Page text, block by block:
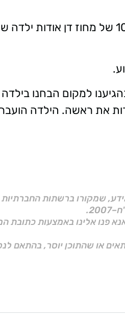
בשעה 10:52(שישי) , התקבל קריאה במוקד 102 של
למקום הבחנו
את ראשה. הילדה
שמקורו ברשתות החברתיות
פנו אלינו באמצעות כתובת
או שהתוכן יוסר, בהתאם